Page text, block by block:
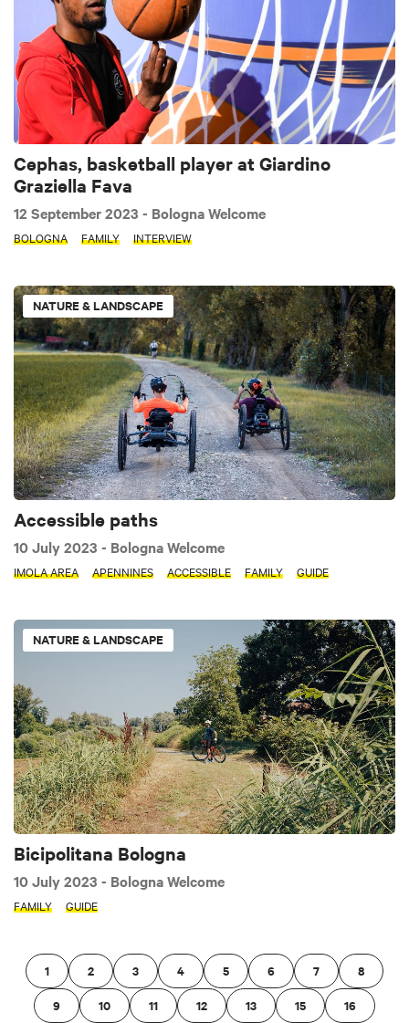
Cephas, basketball player at Giardino
Graziella Fava
12 September 2023 - Bologna Welcome
BOLOGNA FAMILY INTERVIEW
NATURE & LANDSCAPE
Accessible paths
10 July 2023 - Bologna Welcome
IMOLA AREA APENNINES ACCESSIBLE FAMILY GUIDE
NATURE & LANDSCAPE
Bicipolitana Bologna
10 July 2023 - Bologna Welcome
FAMILY GUIDE
1 2 3 4 5 6 7
8
9
10 11 12 13 15
16